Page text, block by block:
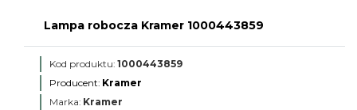
Lampa robocza Kramer 1000443859
Kod produktu: 1000443859
Producent: Kramer
Marka: Kramer